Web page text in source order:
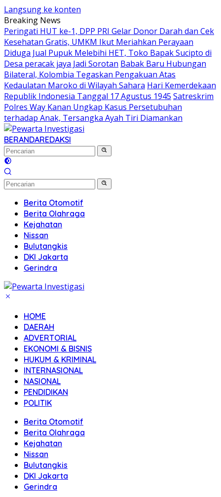
Langsung ke konten
Breaking News
Peringati HUT ke-1, DPP PRI Gelar Donor Darah dan Cek
Kesehatan Gratis, UMKM Ikut Meriahkan Perayaan
Diduga Jual Pupuk Melebihi HET, Toko Bapak Sucipto di
Desa peracak jaya Jadi Sorotan Babak Baru Hubungan
Bilateral, Kolombia Tegaskan Pengakuan Atas
Kedaulatan Maroko di Wilayah Sahara Hari Kemerdekaan
Republik Indonesia Tanggal 17 Agustus 1945 Satreskrim
Polres Way Kanan Ungkap Kasus Persetubuhan
terhadap Anak, Tersangka Ayah Tiri Diamankan
BERANDAREDAKSI
Berita Otomotif
Berita Olahraga
Kejahatan
Nissan
Bulutangkis
DKI Jakarta
Gerindra
HOME
DAERAH
ADVERTORIAL
EKONOMI & BISNIS
HUKUM & KRIMINAL
INTERNASIONAL
NASIONAL
PENDIDIKAN
POLITIK
Berita Otomotif
Berita Olahraga
Kejahatan
Nissan
Bulutangkis
DKI Jakarta
Gerindra